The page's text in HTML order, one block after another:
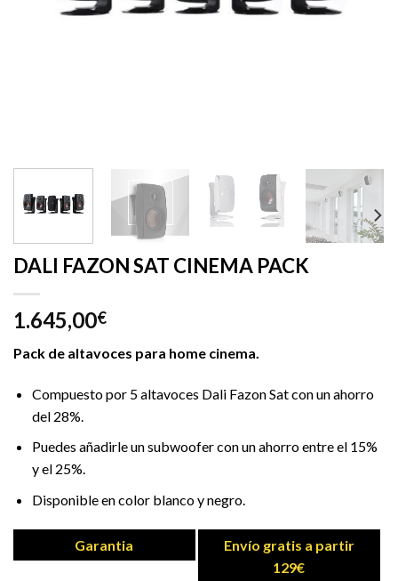
DALI FAZON SAT CINEMA PACK
1.645,00€
Pack de altavoces para home cinema.
Compuesto por 5 altavoces Dali Fazon Sat con un ahorro
del 28%.
Puedes añadirle un subwoofer con un ahorro entre el 15%
y el 25%.
Disponible en color blanco y negro.
Garantia
Envío gratis a partir
129€